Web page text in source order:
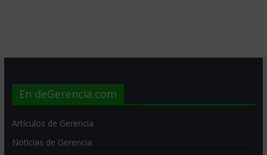
En deGerencia.com
Artículos de Gerencia
Noticias de Gerencia